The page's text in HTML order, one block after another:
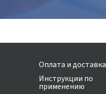
Оплата и доставка
Инструкции по
применению